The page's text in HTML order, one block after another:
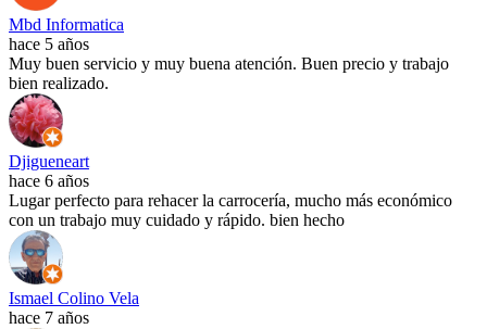
Mbd Informatica
hace 5 años
Muy buen servicio y muy buena atención. Buen precio y trabajo
bien realizado.
Djigueneart
hace 6 años
Lugar perfecto para rehacer la carrocería, mucho más económico
con un trabajo muy cuidado y rápido. bien hecho
Ismael Colino Vela
hace 7 años